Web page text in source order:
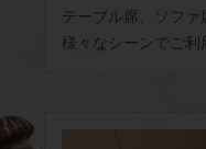
テーブル席、ソファ
様々なシーンでご利